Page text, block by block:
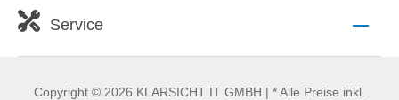
Service
Copyright © 2026 KLARSICHT IT GMBH | * Alle Preise inkl.